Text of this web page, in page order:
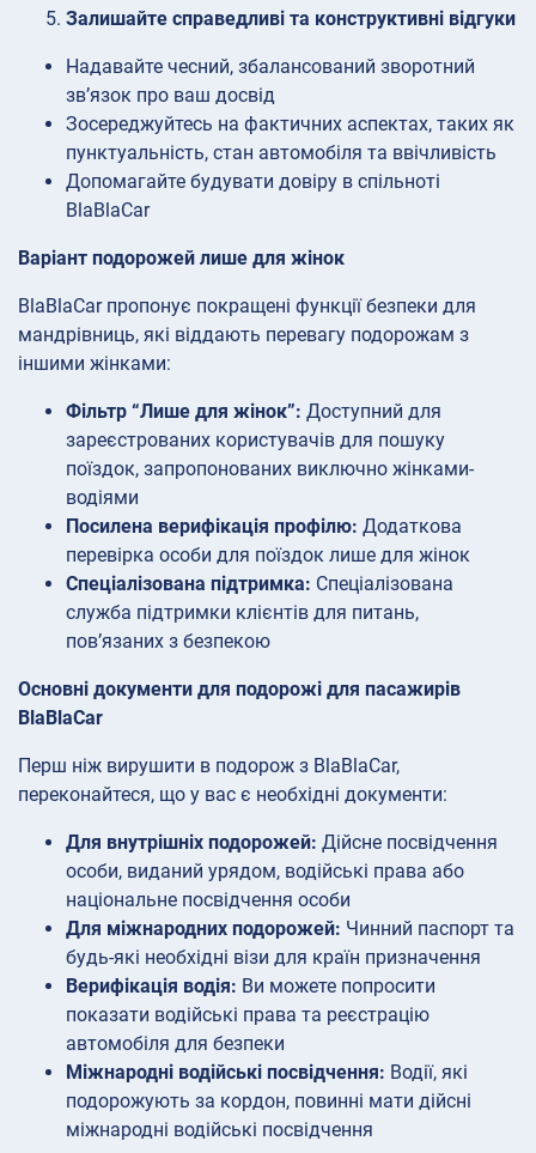
Залишайте справедливі та конструктивні відгуки
Надавайте чесний, збалансований зворотний
зв’язок про ваш досвід
Зосереджуйтесь на фактичних аспектах, таких як
пунктуальність, стан автомобіля та ввічливість
Допомагайте будувати довіру в спільноті
BlaBlaCar
Варіант подорожей лише для жінок
BlaBlaCar пропонує покращені функції безпеки для
мандрівниць, які віддають перевагу подорожам з
іншими жінками:
Фільтр “Лише для жінок”: Доступний для
зареєстрованих користувачів для пошуку
поїздок, запропонованих виключно жінками-
водіями
Посилена верифікація профілю: Додаткова
перевірка особи для поїздок лише для жінок
Спеціалізована підтримка: Спеціалізована
служба підтримки клієнтів для питань,
пов’язаних з безпекою
Основні документи для подорожі для пасажирів
BlaBlaCar
Перш ніж вирушити в подорож з BlaBlaCar,
переконайтеся, що у вас є необхідні документи:
Для внутрішніх подорожей: Дійсне посвідчення
особи, виданий урядом, водійські права або
національне посвідчення особи
Для міжнародних подорожей: Чинний паспорт та
будь-які необхідні візи для країн призначення
Верифікація водія: Ви можете попросити
показати водійські права та реєстрацію
автомобіля для безпеки
Міжнародні водійські посвідчення: Водії, які
подорожують за кордон, повинні мати дійсні
міжнародні водійські посвідчення